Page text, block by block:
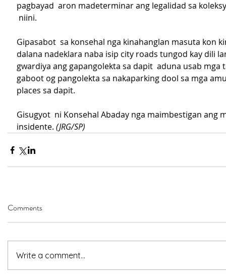
pagbayad  aron madeterminar ang legalidad sa
niini.
Gipasabot  sa konsehal nga kinahanglan masuta kon
dalana nadeklara naba isip city roads tungod kay dili
gwardiya ang gapangolekta sa dapit  aduna usab mga
gaboot og pangolekta sa nakaparking dool sa mga
places sa dapit.
Gisugyot  ni Konsehal Abaday nga maimbestigan ang
insidente. (JRG/SP)
Comments
Write a comment...